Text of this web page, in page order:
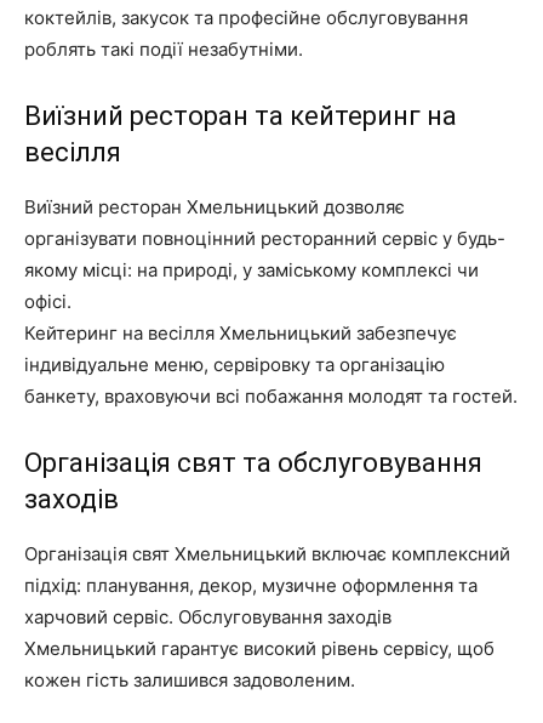
коктейлів, закусок та професійне обслуговування
роблять такі події незабутніми.
Виїзний ресторан та кейтеринг на
весілля
Виїзний ресторан Хмельницький дозволяє
організувати повноцінний ресторанний сервіс у будь-
якому місці: на природі, у заміському комплексі чи
офісі.
Кейтеринг на весілля Хмельницький забезпечує
індивідуальне меню, сервіровку та організацію
банкету, враховуючи всі побажання молодят та гостей.
Організація свят та обслуговування
заходів
Організація свят Хмельницький включає комплексний
підхід: планування, декор, музичне оформлення та
харчовий сервіс. Обслуговування заходів
Хмельницький гарантує високий рівень сервісу, щоб
кожен гість залишився задоволеним.